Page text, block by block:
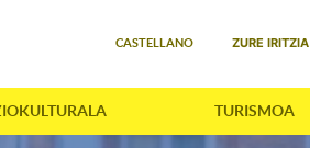
CASTELLANO ZURE IRITZIA
TURISMOA